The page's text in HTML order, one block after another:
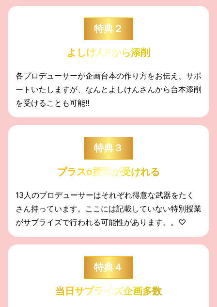
特典２
よしけんPから添削
各プロデューサーが企画台本の作り方をお伝え、サポ
ートいたしますが、なんと よしけんさんから台本添削
を受けることも可能‼️
特典３
プラスα授業が受けれる
13人のプロデューサーはそれぞれ得意な武器をたく
さん持っています。
ここには記載していない特別授業
がサプライズで行われる可能性があります。。♡
特典４
当日サプライズ企画多数